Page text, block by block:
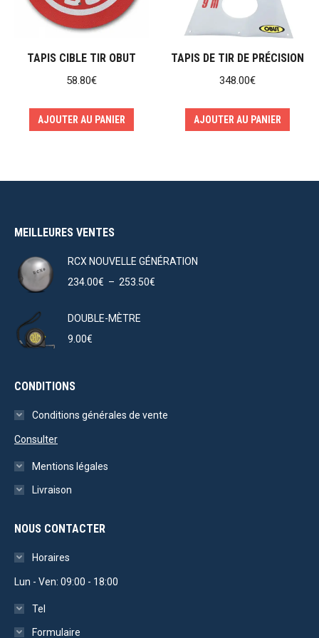
TAPIS CIBLE TIR OBUT
58.80€
AJOUTER AU PANIER
TAPIS DE TIR DE PRÉCISION
348.00€
AJOUTER AU PANIER
MEILLEURES VENTES
RCX NOUVELLE GÉNÉRATION
234.00€ – 253.50€
DOUBLE-MÈTRE
9.00€
CONDITIONS
Conditions générales de vente
Consulter
Mentions légales
Livraison
NOUS CONTACTER
Horaires
Lun - Ven: 09:00 - 18:00
Tel
Formulaire